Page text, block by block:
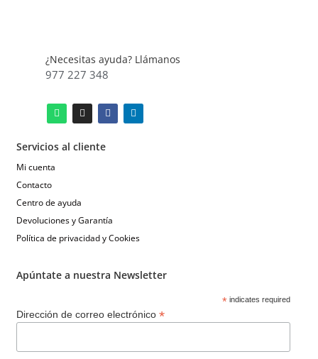
¿Necesitas ayuda? Llámanos
977 227 348
Servicios al cliente
Mi cuenta
Contacto
Centro de ayuda
Devoluciones y Garantía
Política de privacidad y Cookies
Apúntate a nuestra Newsletter
*indicates required
Dirección de correo electrónico *